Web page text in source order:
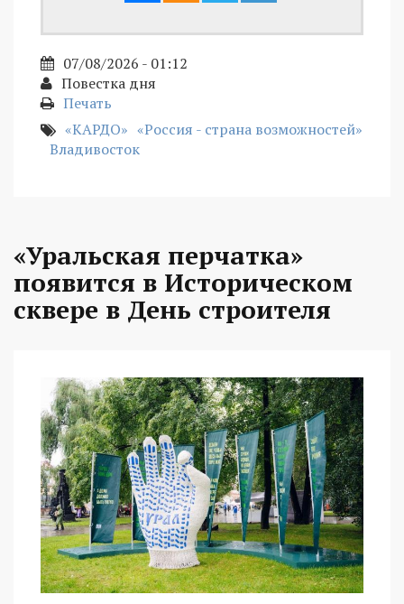
07/08/2026 - 01:12
Повестка дня
Печать
«КАРДО» «Россия - страна возможностей»
Владивосток
«Уральская перчатка»
появится в Историческом
сквере в День строителя